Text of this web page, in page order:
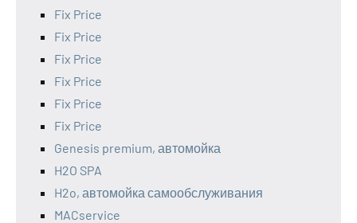
Fix Price
Fix Price
Fix Price
Fix Price
Fix Price
Fix Price
Genesis premium, автомойка
H2O SPA
H2o, автомойка самообслуживания
MACservice